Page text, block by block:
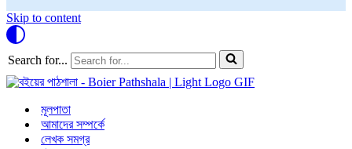
Skip to content
Search for...
মূলপাতা
আমাদের সম্পর্কে
লেখক সমগ্র